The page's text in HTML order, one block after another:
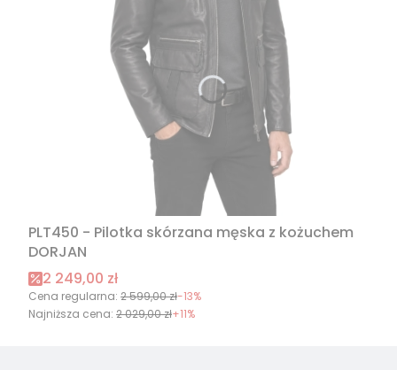
PLT450 - Pilotka skórzana męska z kożuchem
DORJAN
Cena promocyjna
2 249,00 zł
Cena regularna: 2 599,00 zł-13%
Najniższa cena: 2 029,00 zł+11%